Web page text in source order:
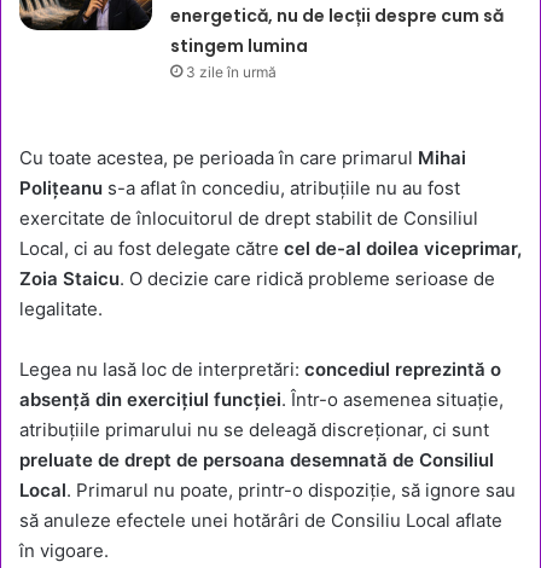
energetică, nu de lecții despre cum să
stingem lumina
3 zile în urmă
Cu toate acestea, pe perioada în care primarul Mihai
Polițeanu s-a aflat în concediu, atribuțiile nu au fost
exercitate de înlocuitorul de drept stabilit de Consiliul
Local, ci au fost delegate către cel de-al doilea viceprimar,
Zoia Staicu. O decizie care ridică probleme serioase de
legalitate.
Legea nu lasă loc de interpretări: concediul reprezintă o
absență din exercițiul funcției. Într-o asemenea situație,
atribuțiile primarului nu se deleagă discreționar, ci sunt
preluate de drept de persoana desemnată de Consiliul
Local. Primarul nu poate, printr-o dispoziție, să ignore sau
să anuleze efectele unei hotărâri de Consiliu Local aflate
în vigoare.